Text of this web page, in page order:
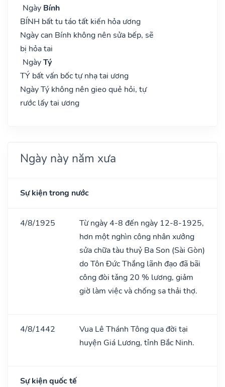
Ngày Bính
BÍNH bất tu táo tất kiến hỏa ương
Ngày can Bính không nên sửa bếp, sẽ
bị hỏa tai
NgàyTý
TÝ bất vấn bốc tự nhạ tai ương
Ngày Tý không nên gieo quẻ hỏi, tự
rước lấy tai ương
Ngày này năm xưa
Sự kiện trong nước
4/8/1925
Từ ngày 4-8 đến ngày 12-8-1925,
hơn một nghìn công nhân xưởng
sửa chữa tàu thuỷ Ba Son (Sài Gòn)
do Tôn Đức Thắng lãnh đạo đã bãi
công đòi tǎng 20 % lương, giảm
giờ làm việc và chống sa thải thợ.
4/8/1442
Vua Lê Thánh Tông qua đời tại
huyện Giá Lương, tỉnh Bắc Ninh.
Sự kiện quốc tế